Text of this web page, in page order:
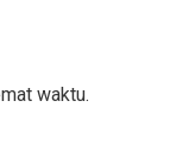
waktu.